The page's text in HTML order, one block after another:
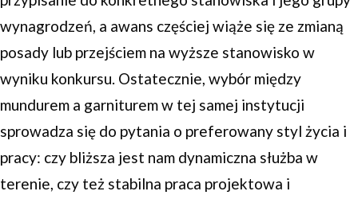
wynagrodzeń, a awans częściej wiąże się ze zmianą
posady lub przejściem na wyższe stanowisko w
wyniku konkursu. Ostatecznie, wybór między
mundurem a garniturem w tej samej instytucji
sprowadza się do pytania o preferowany styl życia i
pracy: czy bliższa jest nam dynamiczna służba w
terenie, czy też stabilna praca projektowa i